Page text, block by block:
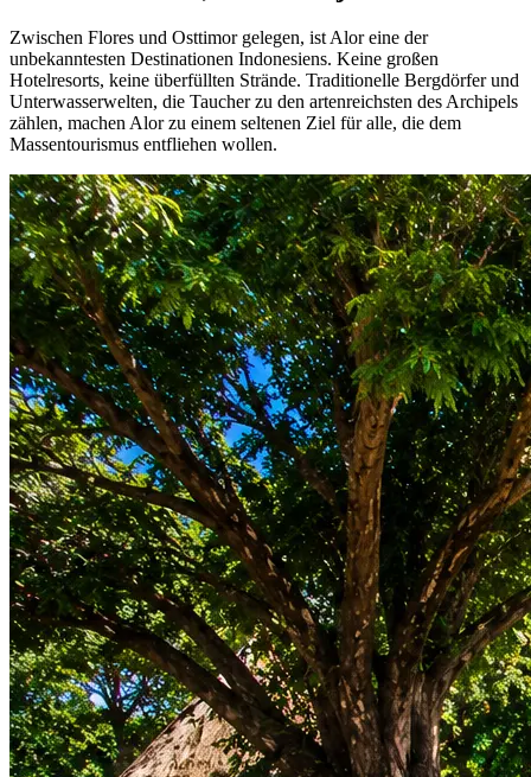
Zwischen Flores und Osttimor gelegen, ist Alor eine der
unbekanntesten Destinationen Indonesiens. Keine großen
Hotelresorts, keine überfüllten Strände. Traditionelle Bergdörfer und
Unterwasserwelten, die Taucher zu den artenreichsten des Archipels
zählen, machen Alor zu einem seltenen Ziel für alle, die dem
Massentourismus entfliehen wollen.